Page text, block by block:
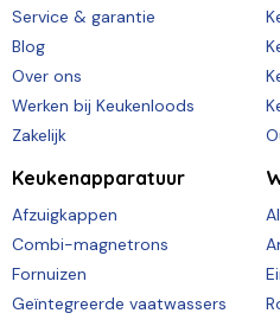
Service & garantie
Blog
Over ons
Werken bij Keukenloods
Zakelijk
Keukenapparatuur
Afzuigkappen
Combi-magnetrons
Fornuizen
Geïntegreerde vaatwassers